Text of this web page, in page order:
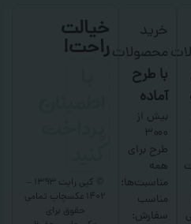
خرید
محصولات
با طرح
آماده
بیش از
۳۰۰۰
طرح برای
همه
مناسبت‌ها؛
مناسب
سفارش:
خیالت
راحت!
۱۴۰۲ عکسچاپ
تمامی
حقوق برای